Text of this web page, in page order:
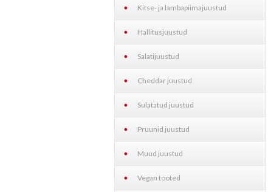
Kitse- ja lambapiimajuustud
Hallitusjuustud
Salatijuustud
Cheddar juustud
Sulatatud juustud
Pruunid juustud
Muud juustud
Vegan tooted